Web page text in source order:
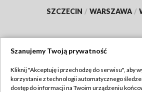
SZCZECIN / WARSZAWA /
TVP
Szanujemy Twoją prywatność
Kliknij "Akceptuję i przechodzę do serwisu", aby
korzystanie z technologii automatycznego
dostęp do informacji na Twoim urządzeniu